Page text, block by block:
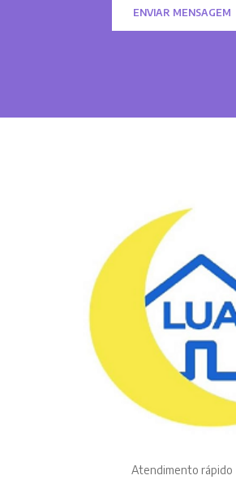
ENVIAR MENSAGEM
Atendimento rápido